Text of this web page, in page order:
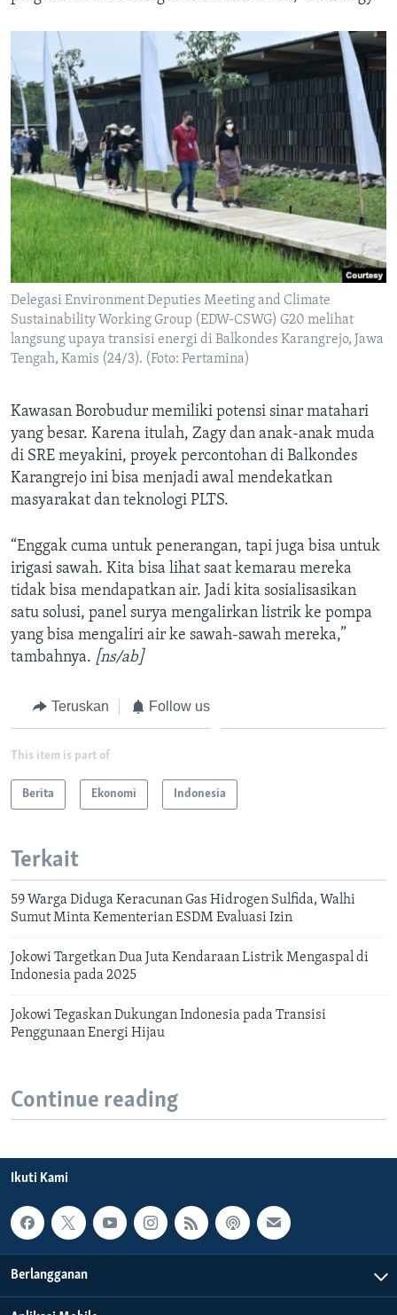
Delegasi Environment Deputies Meeting and Climate
Sustainability Working Group (EDW-CSWG) G20 melihat
langsung upaya transisi energi di Balkondes Karangrejo, Jawa
Tengah, Kamis (24/3). (Foto: Pertamina)
Kawasan Borobudur memiliki potensi sinar matahari
yang besar. Karena itulah, Zagy dan anak-anak muda
di SRE meyakini, proyek percontohan di Balkondes
Karangrejo ini bisa menjadi awal mendekatkan
masyarakat dan teknologi PLTS.
“Enggak cuma untuk penerangan, tapi juga bisa untuk
irigasi sawah. Kita bisa lihat saat kemarau mereka
tidak bisa mendapatkan air. Jadi kita sosialisasikan
satu solusi, panel surya mengalirkan listrik ke pompa
yang bisa mengaliri air ke sawah-sawah mereka,”
tambahnya. [ns/ab]
Teruskan Follow us
This item is part of
Berita Ekonomi Indonesia
Terkait
59 Warga Diduga Keracunan Gas Hidrogen Sulfida, Walhi
Sumut Minta Kementerian ESDM Evaluasi Izin
Jokowi Targetkan Dua Juta Kendaraan Listrik Mengaspal di
Indonesia pada 2025
Jokowi Tegaskan Dukungan Indonesia pada Transisi
Penggunaan Energi Hijau
Continue reading
Ikuti Kami
Berlangganan